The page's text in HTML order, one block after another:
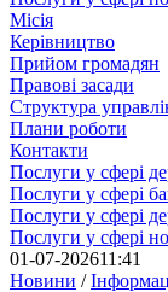
Місія
Керівництво
Прийом громадян
Правові засади
Структура
Плани роботи
Контакти
Послуги у сфері
Послуги у сфері
Послуги у сфері
Послуги у сфері
01-07-202611:41
Новини /